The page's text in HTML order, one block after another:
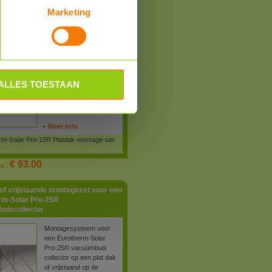
Marketing
TOESTAAN
Solar Pro-15R
Montagesysteem voor
Pro-15R vacuümbuis
collector op een plat dak
of vrijstaand op de
Meer Info
Solar Pro-15R Platdak-montage-set
: € 93,00
vrijstaande montageset voor een
Solar Pro-25R
Montagesysteem voor
een Eurotherm-Solar
Pro-25R vacuümbuis
collector op een plat dak
of vrijstaand op de